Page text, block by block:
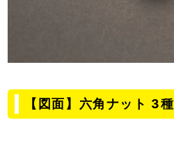
【図面】六角ナット 3種